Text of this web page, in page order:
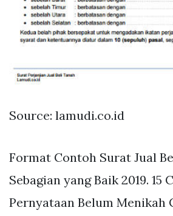
Source: lamudi.co.id
Format Contoh Surat Jual
Sebagian yang Baik 2019. 15
Pernyataan Belum Menikah